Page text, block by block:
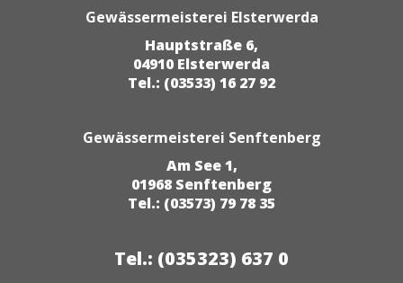
Gewässermeisterei Elsterwerda
Hauptstraße 6,
04910 Elsterwerda
Tel.: (03533) 16 27 92
Gewässermeisterei Senftenberg
Am See 1,
01968 Senftenberg
Tel.: (03573) 79 78 35
Tel.: (035323) 637 0